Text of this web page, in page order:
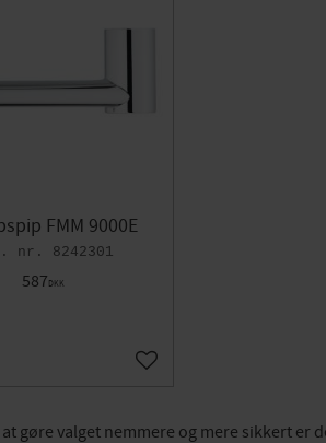
FMM 9000E
8242301
587DKK
Gem som favorit
valget nemmere og mere sikkert er